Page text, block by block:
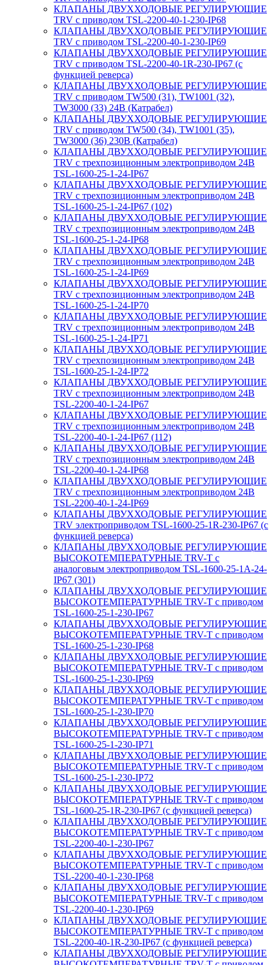
КЛАПАНЫ ДВУХХОДОВЫЕ РЕГУЛИРУЮЩИЕ
TRV с приводом TSL-2200-40-1-230-IP68
КЛАПАНЫ ДВУХХОДОВЫЕ РЕГУЛИРУЮЩИЕ
TRV с приводом TSL-2200-40-1-230-IP69
КЛАПАНЫ ДВУХХОДОВЫЕ РЕГУЛИРУЮЩИЕ
TRV с приводом TSL-2200-40-1R-230-IP67 (с
функцией реверса)
КЛАПАНЫ ДВУХХОДОВЫЕ РЕГУЛИРУЮЩИЕ
TRV с приводом TW500 (31), TW1001 (32),
TW3000 (33) 24В (Катрабел)
КЛАПАНЫ ДВУХХОДОВЫЕ РЕГУЛИРУЮЩИЕ
TRV с приводом TW500 (34), TW1001 (35),
TW3000 (36) 230В (Катрабел)
КЛАПАНЫ ДВУХХОДОВЫЕ РЕГУЛИРУЮЩИЕ
TRV с трехпозиционным электроприводом 24В
TSL-1600-25-1-24-IP67
КЛАПАНЫ ДВУХХОДОВЫЕ РЕГУЛИРУЮЩИЕ
TRV с трехпозиционным электроприводом 24В
TSL-1600-25-1-24-IP67 (102)
КЛАПАНЫ ДВУХХОДОВЫЕ РЕГУЛИРУЮЩИЕ
TRV с трехпозиционным электроприводом 24В
TSL-1600-25-1-24-IP68
КЛАПАНЫ ДВУХХОДОВЫЕ РЕГУЛИРУЮЩИЕ
TRV с трехпозиционным электроприводом 24В
TSL-1600-25-1-24-IP69
КЛАПАНЫ ДВУХХОДОВЫЕ РЕГУЛИРУЮЩИЕ
TRV с трехпозиционным электроприводом 24В
TSL-1600-25-1-24-IP70
КЛАПАНЫ ДВУХХОДОВЫЕ РЕГУЛИРУЮЩИЕ
TRV с трехпозиционным электроприводом 24В
TSL-1600-25-1-24-IP71
КЛАПАНЫ ДВУХХОДОВЫЕ РЕГУЛИРУЮЩИЕ
TRV с трехпозиционным электроприводом 24В
TSL-1600-25-1-24-IP72
КЛАПАНЫ ДВУХХОДОВЫЕ РЕГУЛИРУЮЩИЕ
TRV с трехпозиционным электроприводом 24В
TSL-2200-40-1-24-IP67
КЛАПАНЫ ДВУХХОДОВЫЕ РЕГУЛИРУЮЩИЕ
TRV с трехпозиционным электроприводом 24В
TSL-2200-40-1-24-IP67 (112)
КЛАПАНЫ ДВУХХОДОВЫЕ РЕГУЛИРУЮЩИЕ
TRV с трехпозиционным электроприводом 24В
TSL-2200-40-1-24-IP68
КЛАПАНЫ ДВУХХОДОВЫЕ РЕГУЛИРУЮЩИЕ
TRV с трехпозиционным электроприводом 24В
TSL-2200-40-1-24-IP69
КЛАПАНЫ ДВУХХОДОВЫЕ РЕГУЛИРУЮЩИЕ
TRV электроприводом TSL-1600-25-1R-230-IP67 (с
функцией реверса)
КЛАПАНЫ ДВУХХОДОВЫЕ РЕГУЛИРУЮЩИЕ
ВЫСОКОТЕМПЕРАТУРНЫЕ TRV-T с
аналоговым электроприводом TSL-1600-25-1А-24-
IP67 (301)
КЛАПАНЫ ДВУХХОДОВЫЕ РЕГУЛИРУЮЩИЕ
ВЫСОКОТЕМПЕРАТУРНЫЕ TRV-T с приводом
TSL-1600-25-1-230-IP67
КЛАПАНЫ ДВУХХОДОВЫЕ РЕГУЛИРУЮЩИЕ
ВЫСОКОТЕМПЕРАТУРНЫЕ TRV-T с приводом
TSL-1600-25-1-230-IP68
КЛАПАНЫ ДВУХХОДОВЫЕ РЕГУЛИРУЮЩИЕ
ВЫСОКОТЕМПЕРАТУРНЫЕ TRV-T с приводом
TSL-1600-25-1-230-IP69
КЛАПАНЫ ДВУХХОДОВЫЕ РЕГУЛИРУЮЩИЕ
ВЫСОКОТЕМПЕРАТУРНЫЕ TRV-T с приводом
TSL-1600-25-1-230-IP70
КЛАПАНЫ ДВУХХОДОВЫЕ РЕГУЛИРУЮЩИЕ
ВЫСОКОТЕМПЕРАТУРНЫЕ TRV-T с приводом
TSL-1600-25-1-230-IP71
КЛАПАНЫ ДВУХХОДОВЫЕ РЕГУЛИРУЮЩИЕ
ВЫСОКОТЕМПЕРАТУРНЫЕ TRV-T с приводом
TSL-1600-25-1-230-IP72
КЛАПАНЫ ДВУХХОДОВЫЕ РЕГУЛИРУЮЩИЕ
ВЫСОКОТЕМПЕРАТУРНЫЕ TRV-T с приводом
TSL-1600-25-1R-230-IP67 (с функцией реверса)
КЛАПАНЫ ДВУХХОДОВЫЕ РЕГУЛИРУЮЩИЕ
ВЫСОКОТЕМПЕРАТУРНЫЕ TRV-T с приводом
TSL-2200-40-1-230-IP67
КЛАПАНЫ ДВУХХОДОВЫЕ РЕГУЛИРУЮЩИЕ
ВЫСОКОТЕМПЕРАТУРНЫЕ TRV-T с приводом
TSL-2200-40-1-230-IP68
КЛАПАНЫ ДВУХХОДОВЫЕ РЕГУЛИРУЮЩИЕ
ВЫСОКОТЕМПЕРАТУРНЫЕ TRV-T с приводом
TSL-2200-40-1-230-IP69
КЛАПАНЫ ДВУХХОДОВЫЕ РЕГУЛИРУЮЩИЕ
ВЫСОКОТЕМПЕРАТУРНЫЕ TRV-T с приводом
TSL-2200-40-1R-230-IP67 (с функцией реверса)
КЛАПАНЫ ДВУХХОДОВЫЕ РЕГУЛИРУЮЩИЕ